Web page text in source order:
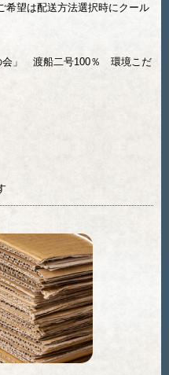
希望は配送方法選択時にクール
会」 渡船二号100％ 環境こだ